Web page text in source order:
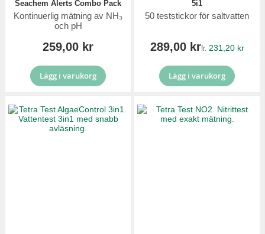
Seachem Alerts Combo Pack
Kontinuerlig mätning av NH₃
och pH
259,00 kr
Lägg i varukorg
5i1
50 teststickor för saltvatten
289,00 krfr. 231,20 kr
Lägg i varukorg